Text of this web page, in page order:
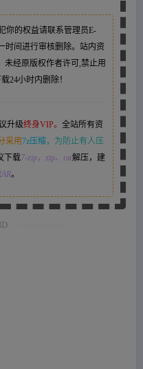
你的权益请联系管理员E-
时间进行审核删除。站内资
未经原版权作者许可,禁止用
24小时内删除！
升级终身VIP。 全站所有资
采用7z压缩，
为防止有人压
下载7-zip，zip、rar解压，建
。